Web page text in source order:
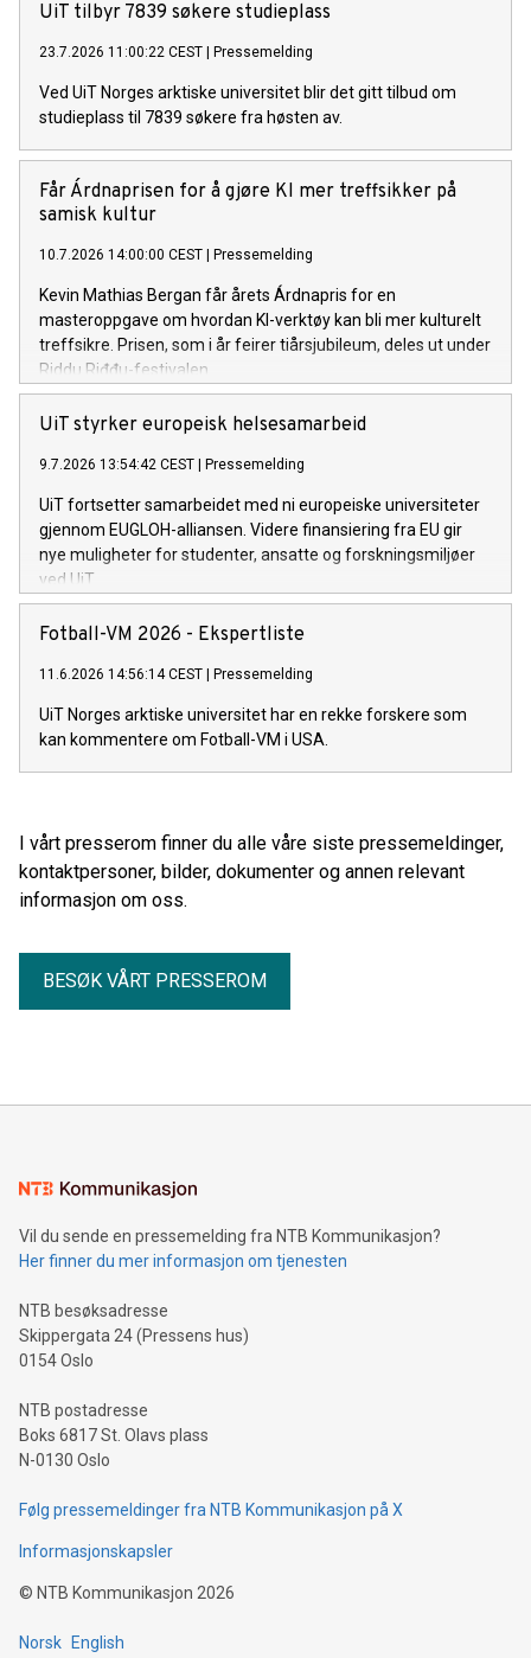
UiT tilbyr 7839 søkere studieplass
23.7.2026 11:00:22 CEST Pressemelding
Ved UiT Norges arktiske universitet blir det gitt tilbud om
studieplass til 7839 søkere fra høsten av.
Får Árdnaprisen for å gjøre KI mer treffsikker på
samisk kultur
10.7.2026 14:00:00 CEST Pressemelding
Kevin Mathias Bergan får årets Árdnapris for en
masteroppgave om hvordan KI-verktøy kan bli mer kulturelt
treffsikre. Prisen, som i år feirer tiårsjubileum, deles ut under
Riddu Riđđu-festivalen.
UiT styrker europeisk helsesamarbeid
9.7.2026 13:54:42 CEST Pressemelding
UiT fortsetter samarbeidet med ni europeiske universiteter
gjennom EUGLOH-alliansen. Videre finansiering fra EU gir
nye muligheter for studenter, ansatte og forskningsmiljøer
ved UiT.
Fotball-VM 2026 - Ekspertliste
11.6.2026 14:56:14 CEST Pressemelding
UiT Norges arktiske universitet har en rekke forskere som
kan kommentere om Fotball-VM i USA.
I vårt presserom finner du alle våre siste pressemeldinger,
kontaktpersoner, bilder, dokumenter og annen relevant
informasjon om oss.
BESØK VÅRT PRESSEROM
Vil du sende en pressemelding fra NTB Kommunikasjon?
Her finner du mer informasjon om tjenesten
NTB besøksadresse
Skippergata 24 (Pressens hus)
0154 Oslo
NTB postadresse
Boks 6817 St. Olavs plass
N-0130 Oslo
Følg pressemeldinger fra NTB Kommunikasjon på X
Informasjonskapsler
© NTB Kommunikasjon 2026
Norsk English